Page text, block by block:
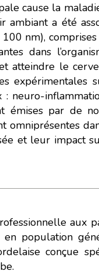
cause la
ambiant a été
nm),
dans
atteindre le
expérimentales
neuro-
émises par de
omniprésentes
et leur impact
aux
population
conçue